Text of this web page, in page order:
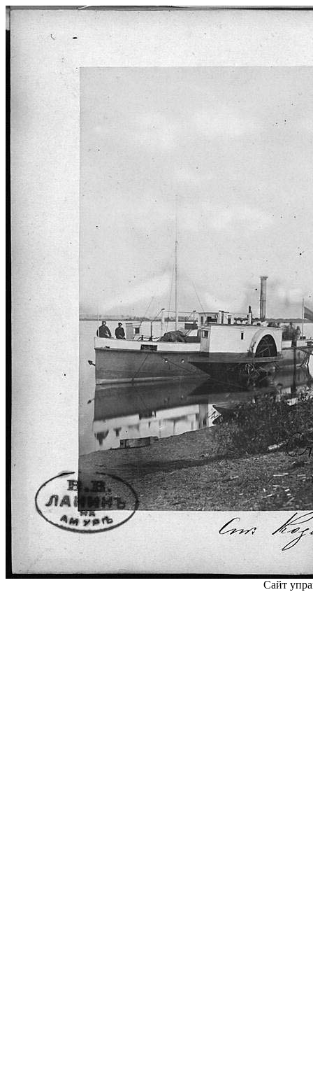
Сайт